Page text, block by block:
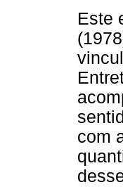
Este
com